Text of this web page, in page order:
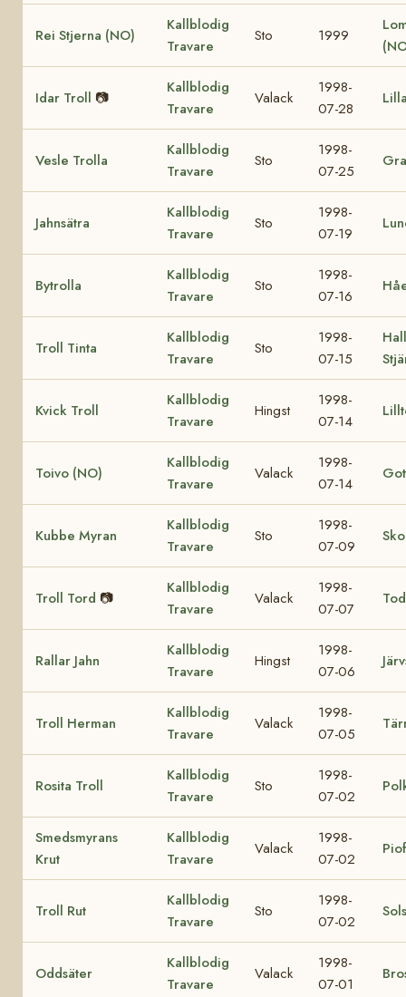
Rei Stjerna (NO)
Kallblodig
Travare
Sto 1999
Idar Troll 📷
Kallblodig
Travare
Valack
1998-
07-28
Vesle Trolla
Kallblodig
Travare
Sto
1998-
07-25
Jahnsätra
Kallblodig
Travare
Sto
1998-
07-19
Bytrolla
Kallblodig
Travare
Sto
1998-
07-16
Troll Tinta
Kallblodig
Travare
Sto
1998-
07-15
Kvick Troll
Kallblodig
Travare
Hingst
1998-
07-14
Toivo (NO)
Kallblodig
Travare
Valack
1998-
07-14
Kubbe Myran
Kallblodig
Travare
Sto
1998-
07-09
Troll Tord 📷
Kallblodig
Travare
Valack
1998-
07-07
Rallar Jahn
Kallblodig
Travare
Hingst
1998-
07-06
Troll Herman
Kallblodig
Travare
Valack
1998-
07-05
Rosita Troll
Kallblodig
Travare
Sto
1998-
07-02
Smedsmyrans
Krut
Kallblodig
Travare
Valack
1998-
07-02
Troll Rut
Kallblodig
Travare
Sto
1998-
07-02
Oddsäter
Kallblodig
Travare
Valack
1998-
07-01